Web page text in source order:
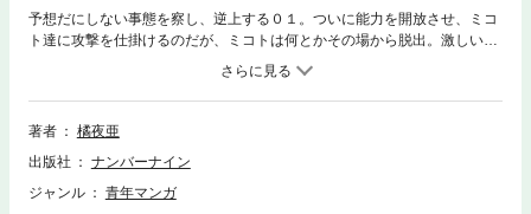
予想だにしない事態を察し、逆上する０１。ついに能力を開放させ、ミコ
ト達に攻撃を仕掛けるのだが、ミコトは何とかその場から脱出。激しい戦
闘の中、意外な人物が０１に打撃を与えてしまう。
著者
橘夜亜
出版社
ナンバーナイン
ジャンル
青年マンガ